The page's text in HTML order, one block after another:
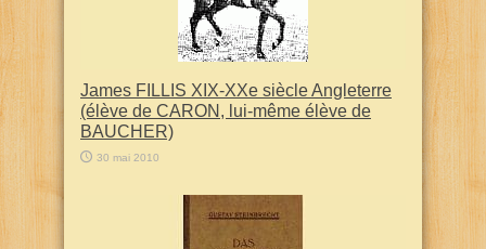
James FILLIS XIX-XXe siècle Angleterre
(élève de CARON, lui-même élève de
BAUCHER)
30 mai 2010